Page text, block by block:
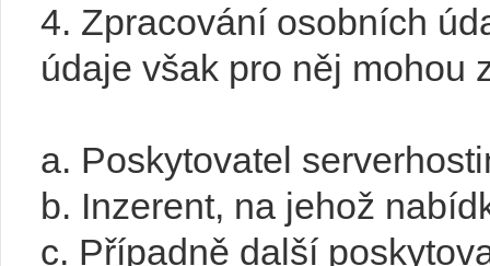
4. Zpracování osobních
údaje však pro něj mohou
a. Poskytovatel
b. Inzerent, na jehož
c. Případně další